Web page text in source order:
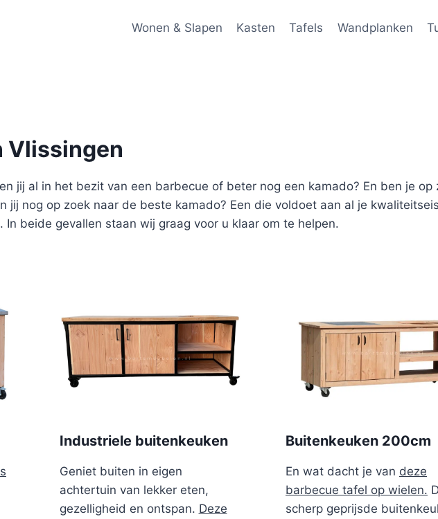
Wonen & Slapen Kasten Tafels Wandplanken
Vlissingen
jij al in het bezit van een barbecue of beter nog een kamado? En ben je
jij nog op zoek naar de beste kamado? Een die voldoet aan al je
beide gevallen staan wij graag voor u klaar om te helpen.
Industriele buitenkeuken
Geniet buiten in eigen
achtertuin van lekker eten,
gezelligheid en ontspan. Deze
Buitenkeuken 200cm
En wat dacht je van deze
barbecue tafel op wielen.
scherp geprijsde